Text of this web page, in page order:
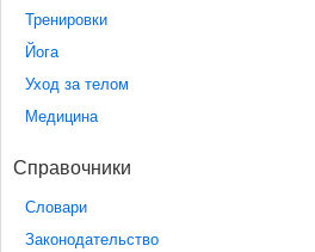
Тренировки
Йога
Уход за телом
Медицина
Справочники
Словари
Законодательство